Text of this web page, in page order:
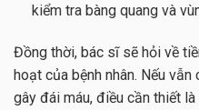
kiểm tra bàng quang và
Đồng thời, bác sĩ sẽ hỏi về
hoạt của bệnh nhân. Nếu
gây đái máu, điều cần thiết